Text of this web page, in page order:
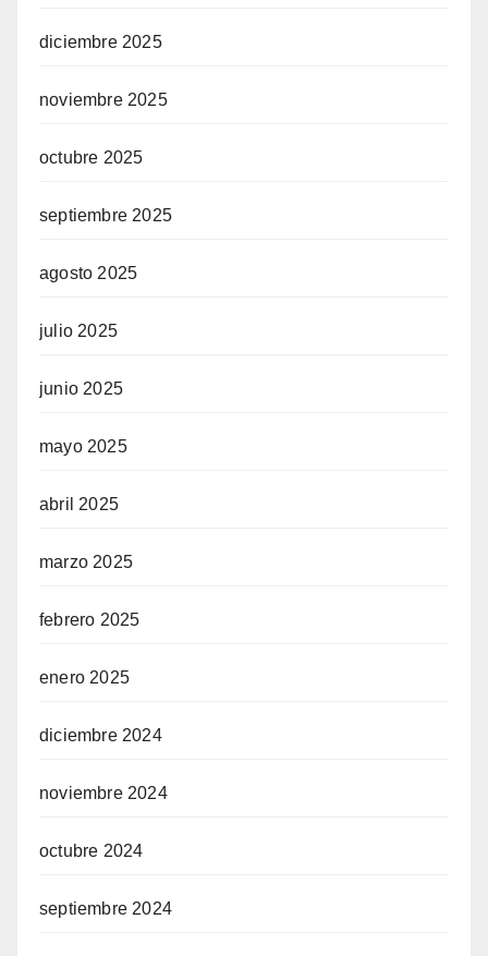
diciembre 2025
noviembre 2025
octubre 2025
septiembre 2025
agosto 2025
julio 2025
junio 2025
mayo 2025
abril 2025
marzo 2025
febrero 2025
enero 2025
diciembre 2024
noviembre 2024
octubre 2024
septiembre 2024